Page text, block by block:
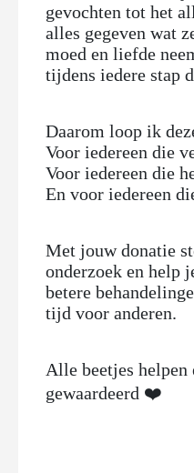
gevochten tot het
alles gegeven wat
moed en liefde
tijdens iedere stap
Daarom loop ik
Voor iedereen die
Voor iedereen die
En voor iedereen
Met jouw donatie
onderzoek en help
betere
tijd voor anderen.
Alle beetjes helpen
gewaardeerd ❤️